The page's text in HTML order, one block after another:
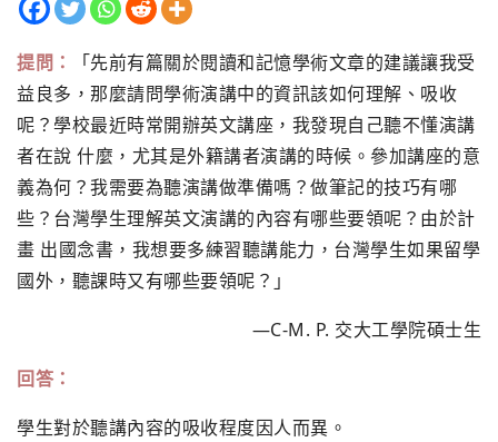
提問：
「先前有篇關於閱讀和記憶學術文章的建議讓我受
益良多，那麼請問學術演講中的資訊該如何理解、吸收
呢？學校最近時常開辦英文講座，我發現自己聽不懂演講
者在說 什麼，尤其是外籍講者演講的時候。參加講座的意
義為何？我需要為聽演講做準備嗎？做筆記的技巧有哪
些？台灣學生理解英文演講的內容有哪些要領呢？由於計
畫 出國念書，我想要多練習聽講能力，台灣學生如果留學
國外，聽課時又有哪些要領呢？」
—C-M. P. 交大工學院碩士生
回答：
學生對於聽講內容的吸收程度因人而異。